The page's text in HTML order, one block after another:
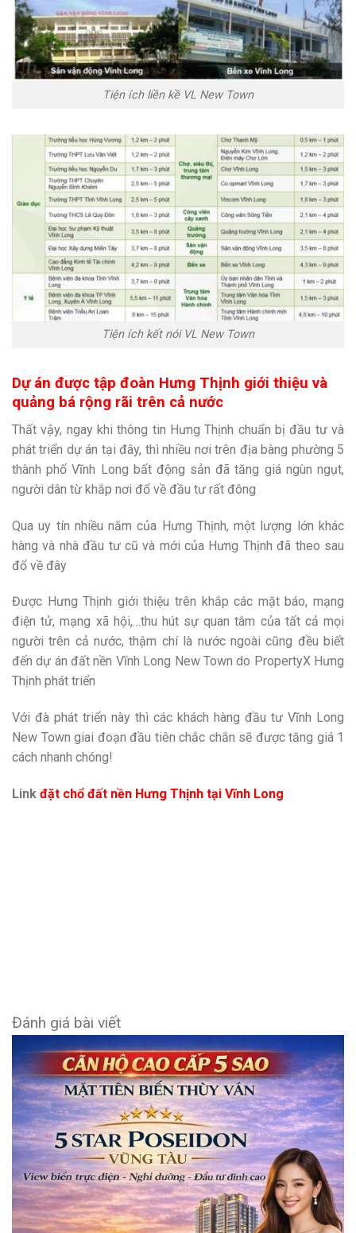
Tiện ích liền kề VL New Town
Tiện ích kết nói VL New Town
Dự án được tập đoàn Hưng Thịnh giới thiệu và
quảng bá rộng rãi trên cả nước
Thất vậy, ngay khi thông tin Hưng Thịnh chuẩn bị đầu tư và
phát triển dự án tại đây, thì nhiều nơi trên địa bàng phường 5
thành phố Vĩnh Long bất động sản đã tăng giá ngùn ngụt,
người dân từ khắp nơi đổ về đầu tư rất đông
Qua uy tín nhiều năm của Hưng Thịnh, một lượng lớn khác
hàng và nhà đầu tư cũ và mới của Hưng Thịnh đã theo sau
đổ về đây
Được Hưng Thịnh giới thiệu trên khắp các mặt báo, mạng
điện tử, mạng xã hội,…thu hút sự quan tâm của tất cả mọi
người trên cả nước, thậm chí là nước ngoài cũng đều biết
đến dự án đất nền Vĩnh Long New Town do PropertyX Hưng
Thịnh phát triển
Với đà phát triển này thì các khách hàng đầu tư Vĩnh Long
New Town giai đoạn đầu tiên chắc chắn sẽ được tăng giá 1
cách nhanh chóng!
Link đặt chổ đất nền Hưng Thịnh tại Vĩnh Long
Đánh giá bài viết